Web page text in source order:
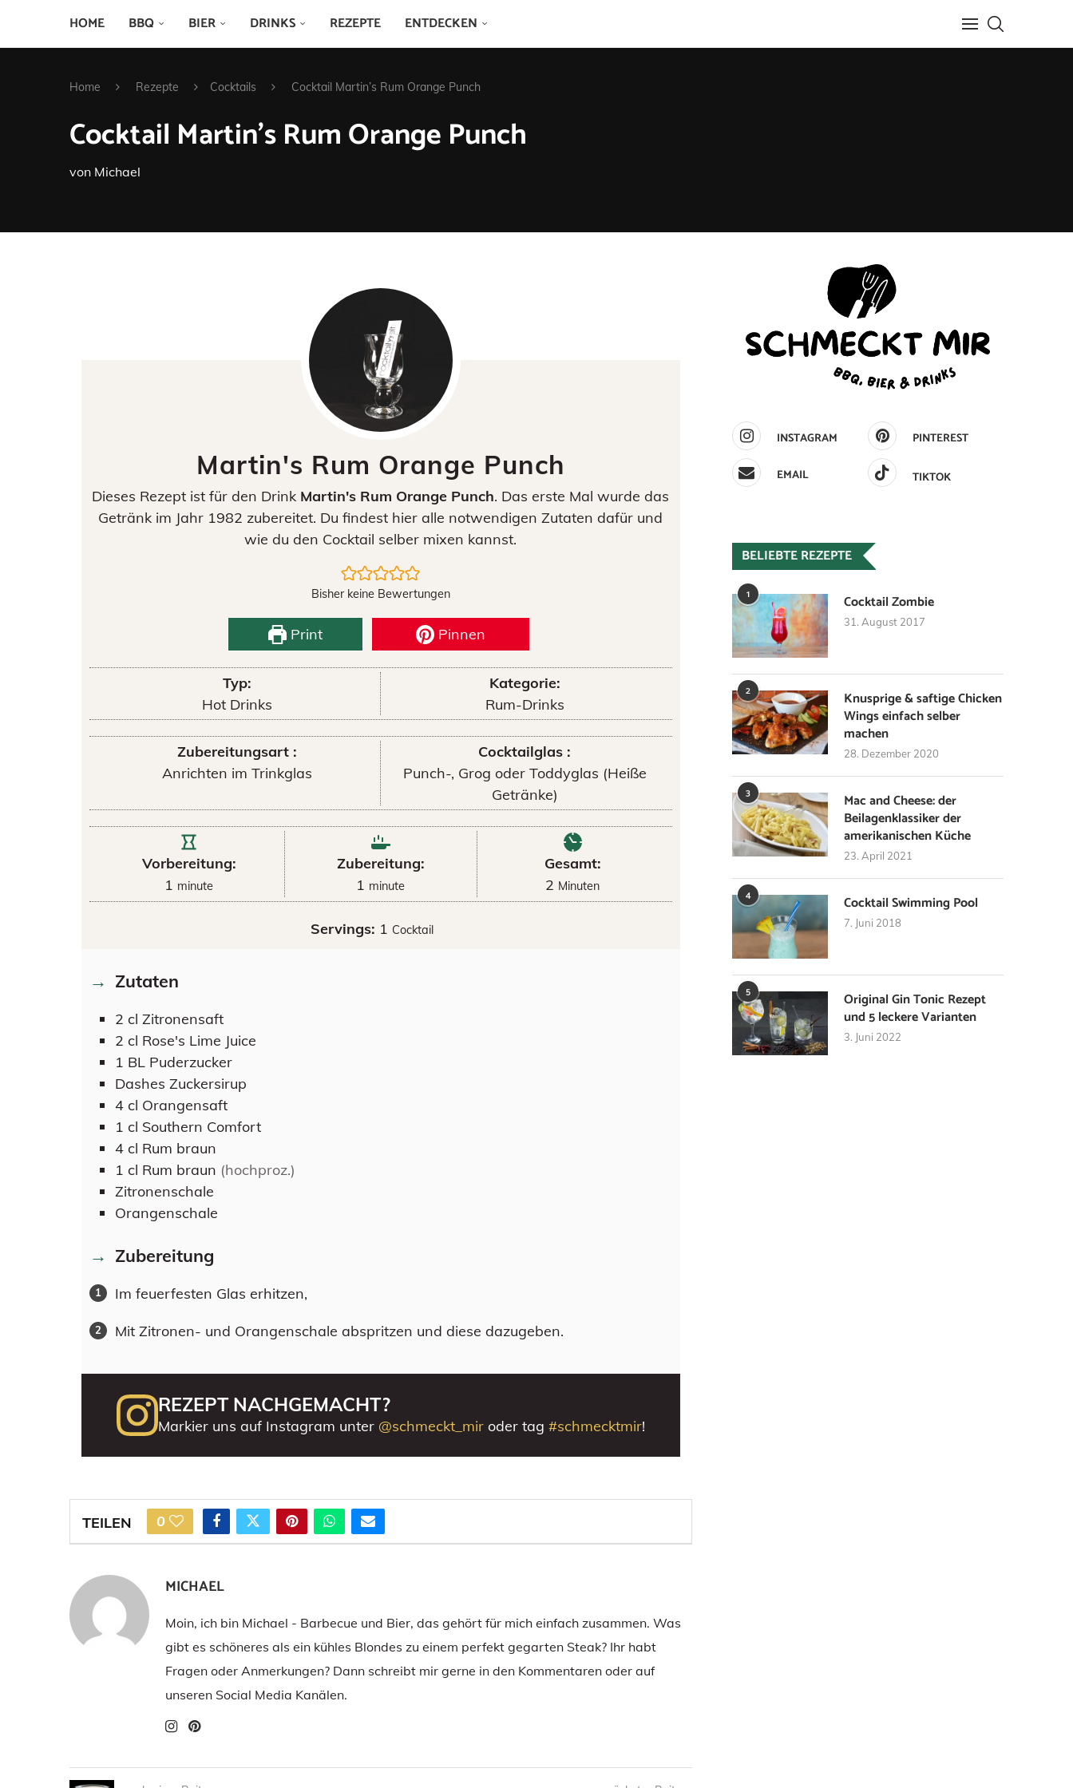
HOME BBQ BIER DRINKS REZEPTE ENTDECKEN
Home Rezepte Cocktails Cocktail Martin’s Rum Orange Punch
Cocktail Martin’s Rum Orange Punch
von Michael
Martin's Rum Orange Punch
Dieses Rezept ist für den Drink Martin's Rum Orange Punch. Das erste Mal wurde das
Getränk im Jahr 1982 zubereitet. Du findest hier alle notwendigen Zutaten dafür und
wie du den Cocktail selber mixen kannst.
Bisher keine Bewertungen
Print Pinnen
Typ:
Hot Drinks
Kategorie:
Rum-Drinks
Zubereitungsart :
Anrichten im Trinkglas
Cocktailglas :
Punch-, Grog oder Toddyglas (Heiße
Getränke)
Vorbereitung:
1 minute
Zubereitung:
1 minute
Gesamt:
2 Minuten
Servings: 1 Cocktail
Zutaten
2 cl Zitronensaft
2 cl Rose's Lime Juice
1 BL Puderzucker
Dashes Zuckersirup
4 cl Orangensaft
1 cl Southern Comfort
4 cl Rum braun
1 cl Rum braun (hochproz.)
Zitronenschale
Orangenschale
Zubereitung
Im feuerfesten Glas erhitzen,
Mit Zitronen- und Orangenschale abspritzen und diese dazugeben.
REZEPT NACHGEMACHT?
Markier uns auf Instagram unter @schmeckt_miroder tag #schmecktmir!
TEILEN 0
MICHAEL
Moin, ich bin Michael - Barbecue und Bier, das gehört für mich einfach zusammen. Was
gibt es schöneres als ein kühles Blondes zu einem perfekt gegarten Steak? Ihr habt
Fragen oder Anmerkungen? Dann schreibt mir gerne in den Kommentaren oder auf
unseren Social Media Kanälen.
INSTAGRAM
PINTEREST
EMAIL
TIKTOK
BELIEBTE REZEPTE
1 Cocktail Zombie
31. August 2017
2
Knusprige & saftige Chicken
Wings einfach selber
machen
28. Dezember 2020
3
Mac and Cheese: der
Beilagenklassiker der
amerikanischen Küche
23. April 2021
4 Cocktail Swimming Pool
7. Juni 2018
5
Original Gin Tonic Rezept
und 5 leckere Varianten
3. Juni 2022